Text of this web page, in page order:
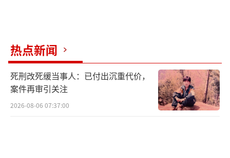
热点新闻
死刑改死缓当事人：已付出沉重代价，
案件再审引关注
2026-08-06 07:37:00